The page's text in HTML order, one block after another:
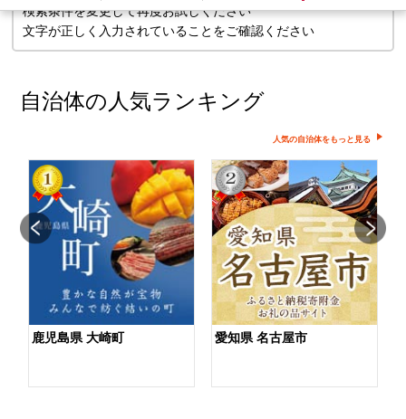
検索条件を変更して再度お試しください
文字が正しく入力されていることをご確認ください
自治体の人気ランキング
人気の自治体をもっと見る
鹿児島県 大崎町 愛知県 名古屋市